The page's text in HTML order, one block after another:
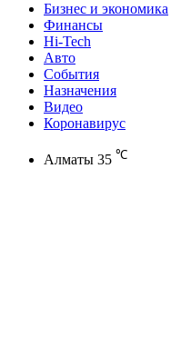
Бизнес и экономика
Финансы
Hi-Tech
Авто
События
Назначения
Видео
Коронавирус
Алматы 35 ℃